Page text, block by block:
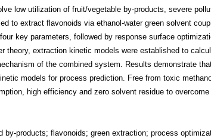
low utilization of fruit/vegetable by-products, severe
to extract flavonoids via ethanol-water green solvent
key parameters, followed by response surface
theory, extraction kinetic models were established to
of the combined system. Results demonstrate
models for process prediction. Free from toxic
high efficiency and zero solvent residue to
by-products; flavonoids; green extraction; process